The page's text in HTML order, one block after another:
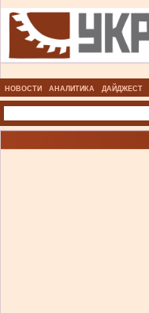
НОВОСТИ АНАЛИТИКА ДАЙДЖЕСТ